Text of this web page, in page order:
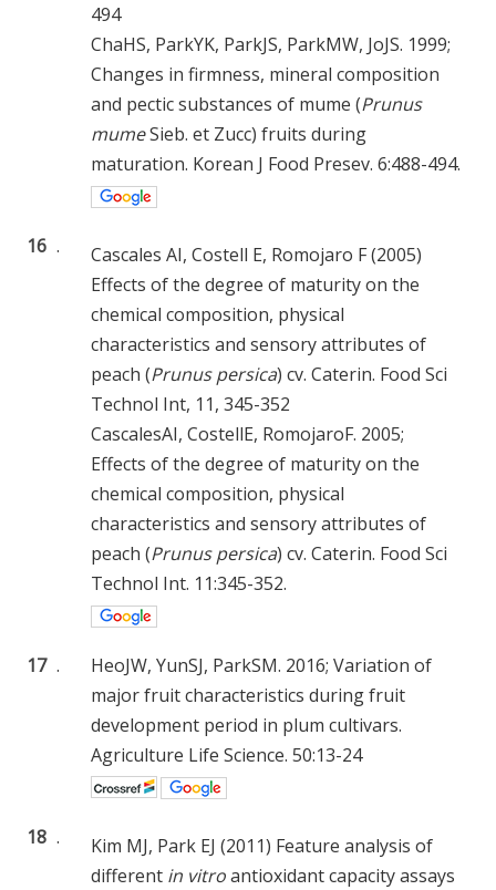
494
ChaHS, ParkYK, ParkJS, ParkMW, JoJS. 1999;
Changes in firmness, mineral composition
and pectic substances of mume (Prunus
mumeSieb. et Zucc) fruits during
maturation. Korean J Food Presev. 6:488-494.
16 .
Cascales AI, Costell E, Romojaro F (2005)
Effects of the degree of maturity on the
chemical composition, physical
characteristics and sensory attributes of
peach (Prunus persica) cv. Caterin. Food Sci
Technol Int, 11, 345-352
CascalesAI, CostellE, RomojaroF. 2005;
Effects of the degree of maturity on the
chemical composition, physical
characteristics and sensory attributes of
peach (Prunus persica) cv. Caterin. Food Sci
Technol Int. 11:345-352.
17 .
HeoJW, YunSJ, ParkSM. 2016; Variation of
major fruit characteristics during fruit
development period in plum cultivars.
Agriculture Life Science. 50:13-24
18 .
Kim MJ, Park EJ (2011) Feature analysis of
different in vitroantioxidant capacity assays